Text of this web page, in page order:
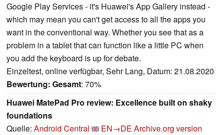
Google Play Services - it's Huawei's App Gallery instead -
which may mean you can't get access to all the apps you
want in the conventional way. Whether you see that as a
problem in a tablet that can function like a little PC when
you add the keyboard is up for debate.
Einzeltest, online verfügbar, Sehr Lang, Datum: 21.08.2020
Bewertung: Gesamt: 70%
Huawei MatePad Pro review: Excellence built on shaky
foundations
Quelle: Android Central EN→DE Archive.org version